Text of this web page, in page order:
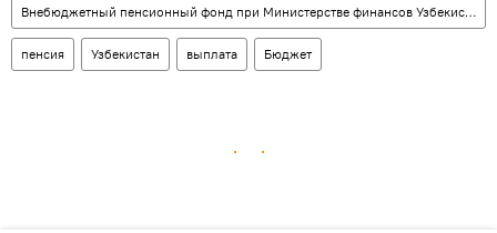
Внебюджетный пенсионный фонд при Министерстве финансов Узбекистана
пенсия Узбекистан выплата Бюджет